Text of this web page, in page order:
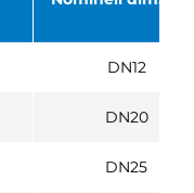
DN12
DN20
DN25